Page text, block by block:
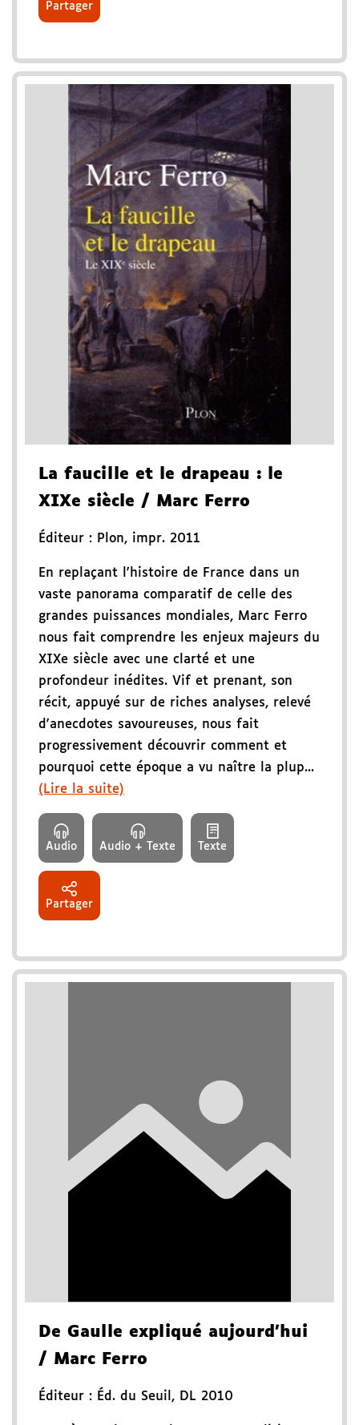
Partager
La faucille et le drapeau : le
XIXe siècle / Marc Ferro
Éditeur : Plon, impr. 2011
En replaçant l'histoire de France dans un
vaste panorama comparatif de celle des
grandes puissances mondiales, Marc Ferro
nous fait comprendre les enjeux majeurs du
XIXe siècle avec une clarté et une
profondeur inédites. Vif et prenant, son
récit, appuyé sur de riches analyses, relevé
d'anecdotes savoureuses, nous fait
progressivement découvrir comment et
pourquoi cette époque a vu naître la plup...
(Lire la suite)
Audio Audio + Texte Texte
Partager
De Gaulle expliqué aujourd'hui
/ Marc Ferro
Éditeur : Éd. du Seuil , DL 2010